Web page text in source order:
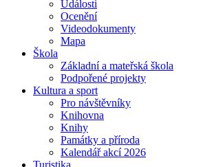
Události
Ocenění
Videodokumenty
Mapa
Škola
Základní a mateřská škola
Podpořené projekty
Kultura a sport
Pro návštěvníky
Knihovna
Knihy
Památky a příroda
Kalendář akcí 2026
Turistika